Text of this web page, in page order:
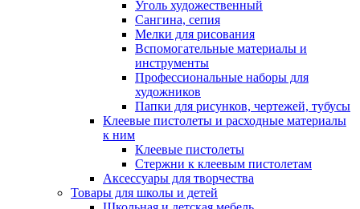
Уголь художественный
Сангина, сепия
Мелки для рисования
Вспомогательные материалы и
инструменты
Профессиональные наборы для
художников
Папки для рисунков, чертежей, тубусы
Клеевые пистолеты и расходные материалы
к ним
Клеевые пистолеты
Стержни к клеевым пистолетам
Аксессуары для творчества
Товары для школы и детей